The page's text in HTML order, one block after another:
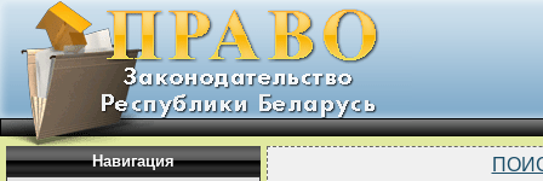
Навигация